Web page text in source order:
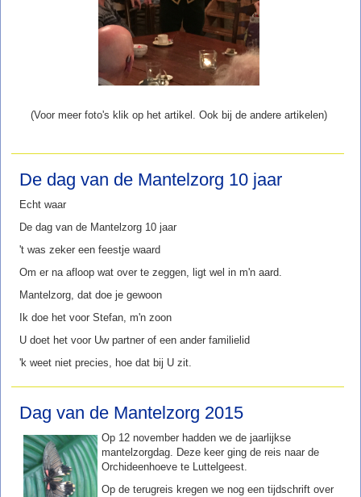
(Voor meer foto's klik op het artikel. Ook bij de andere artikelen)
De dag van de Mantelzorg 10 jaar
Echt waar
De dag van de Mantelzorg 10 jaar
't was zeker een feestje waard
Om er na afloop wat over te zeggen, ligt wel in m'n aard.
Mantelzorg, dat doe je gewoon
Ik doe het voor Stefan, m'n zoon
U doet het voor Uw partner of een ander familielid
'k weet niet precies, hoe dat bij U zit.
Dag van de Mantelzorg 2015
Op 12 november hadden we de jaarlijkse
mantelzorgdag. Deze keer ging de reis naar de
Orchideenhoeve te Luttelgeest.
Op de terugreis kregen we nog een tijdschrift over